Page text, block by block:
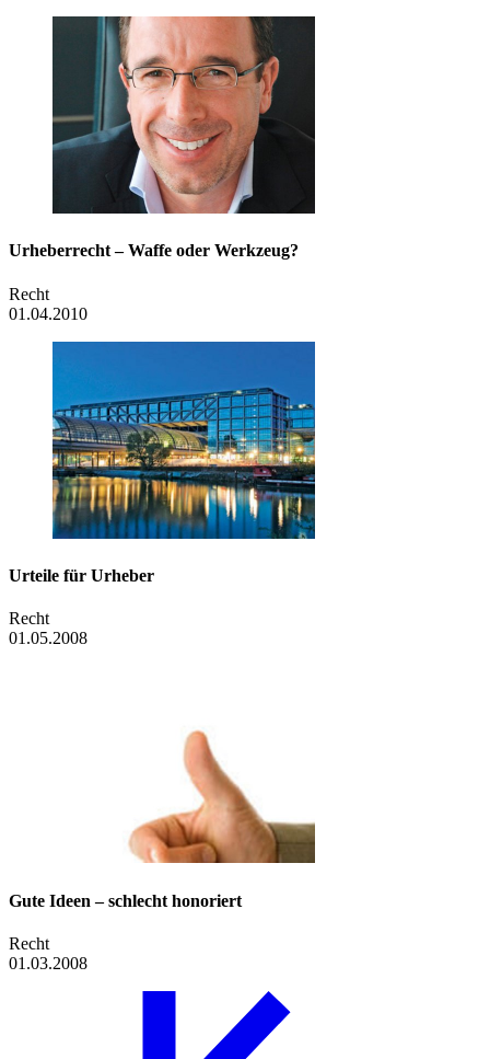
Urheberrecht – Waffe oder Werkzeug?
Recht
01.04.2010
Urteile für Urheber
Recht
01.05.2008
Gute Ideen – schlecht honoriert
Recht
01.03.2008